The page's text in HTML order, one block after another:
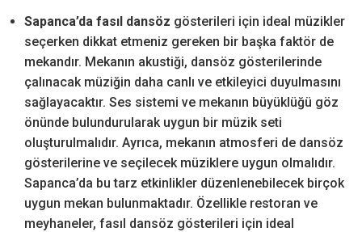
Sapanca’da fasıl dansöz gösterileri için ideal müzikler
seçerken dikkat etmeniz gereken bir başka faktör de
mekandır. Mekanın akustiği, dansöz gösterilerinde
çalınacak müziğin daha canlı ve etkileyici duyulmasını
sağlayacaktır. Ses sistemi ve mekanın büyüklüğü göz
önünde bulundurularak uygun bir müzik seti
oluşturulmalıdır. Ayrıca, mekanın atmosferi de dansöz
gösterilerine ve seçilecek müziklere uygun olmalıdır.
Sapanca’da bu tarz etkinlikler düzenlenebilecek birçok
uygun mekan bulunmaktadır. Özellikle restoran ve
meyhaneler, fasıl dansöz gösterileri için ideal